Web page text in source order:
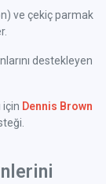
ve çekiç parmak
destekleyen
için Dennis Brown